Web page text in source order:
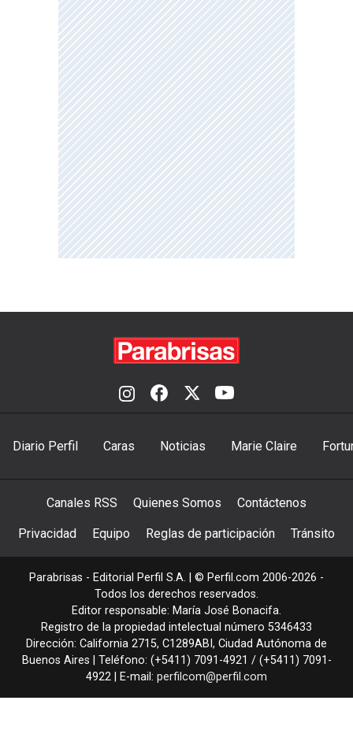
Diario Perfil Caras Noticias Marie Claire
Canales RSS Quienes Somos Contáctenos
Privacidad Equipo Reglas de participación Tránsito
Parabrisas - Editorial Perfil S.A. | © Perfil.com 2006-2026 -
Todos los derechos reservados.
Editor responsable: María José Bonacifa.
Registro de la propiedad intelectual número 5346433
Dirección: California 2715, C1289ABI , Ciudad Autónoma de
Buenos Aires | Teléfono: (+5411) 7091-4921 / (+5411) 7091-
4922 | E-mail: perfilcom@perfil.com